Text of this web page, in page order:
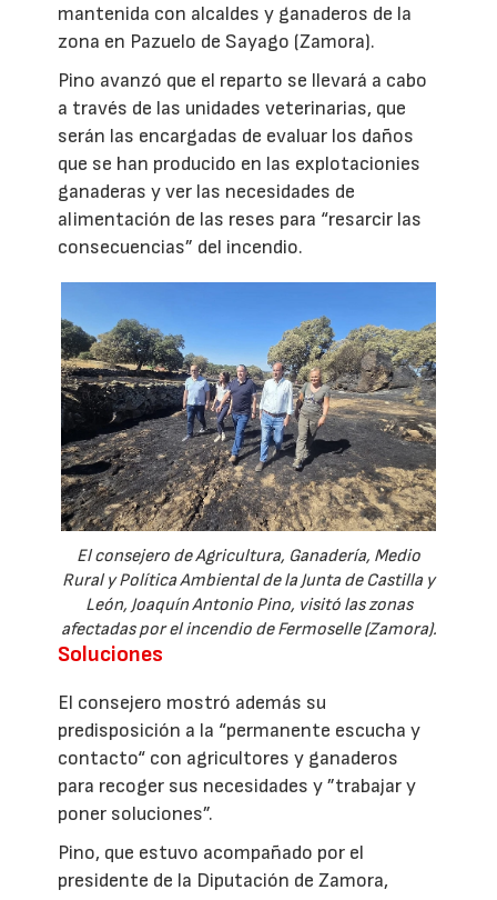
mantenida con alcaldes y ganaderos de la
zona en Pazuelo de Sayago (Zamora).
Pino avanzó que el reparto se llevará a cabo
a través de las unidades veterinarias, que
serán las encargadas de evaluar los daños
que se han producido en las explotacionies
ganaderas y ver las necesidades de
alimentación de las reses para “resarcir las
consecuencias” del incendio.
El consejero de Agricultura, Ganadería, Medio
Rural y Política Ambiental de la Junta de Castilla y
León, Joaquín Antonio Pino, visitó las zonas
afectadas por el incendio de Fermoselle (Zamora).
Soluciones
El consejero mostró además su
predisposición a la “permanente escucha y
contacto“ con agricultores y ganaderos
para recoger sus necesidades y ”trabajar y
poner soluciones”.
Pino, que estuvo acompañado por el
presidente de la Diputación de Zamora,